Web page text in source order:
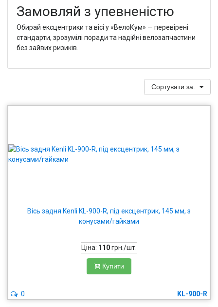
Замовляй з упевненістю
Обирай ексцентрики та вісі у «ВелоКум» — перевірені
стандарти, зрозумілі поради та надійні велозапчастини
без зайвих ризиків.
Сортувати за:
Вісь задня Kenli KL-900-R, під ексцентрик, 145 мм, з
конусами/гайками
Ціна: 110грн./шт.
Купити
KL-900-R
0